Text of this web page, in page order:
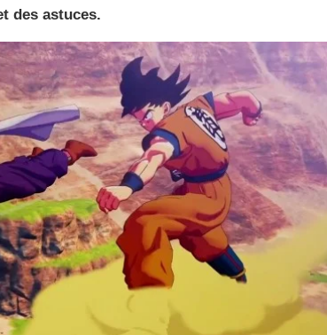
des astuces.